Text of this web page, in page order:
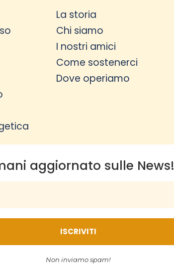
La storia
Chi siamo
I nostri amici
Come sostenerci
Dove operiamo
aggiornato sulle News!
Non inviamo spam!